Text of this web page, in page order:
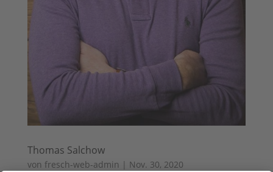
Thomas Salchow
von fresch-web-admin | Nov. 30, 2020